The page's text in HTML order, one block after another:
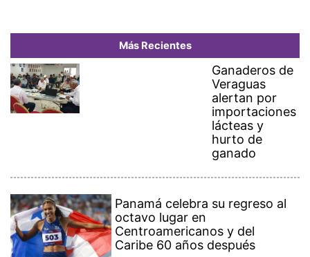
Más Recientes
Ganaderos de
Veraguas
alertan por
importaciones
lácteas y
hurto de
ganado
Panamá celebra su regreso al
octavo lugar en
Centroamericanos y del
Caribe 60 años después